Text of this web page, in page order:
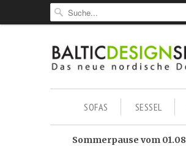
SOFAS SESSEL
Sommerpause vom